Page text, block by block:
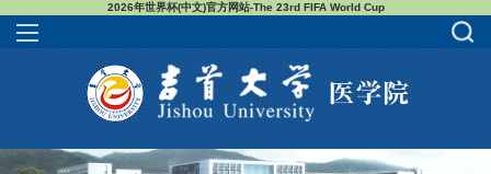
2026年世界杯(中文)官方网站-The 23rd FIFA World Cup